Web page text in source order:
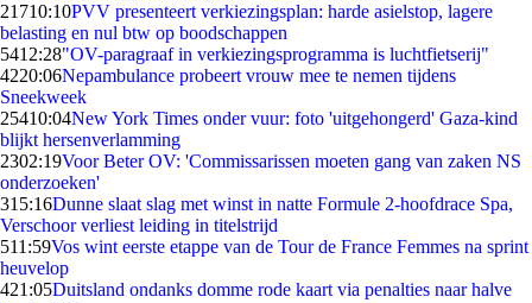
21710:10PVV presenteert verkiezingsplan: harde asielstop, lagere
belasting en nul btw op boodschappen
5412:28"OV-paragraaf in verkiezingsprogramma is luchtfietserij"
4220:06Nepambulance probeert vrouw mee te nemen tijdens
Sneekweek
25410:04New York Times onder vuur: foto 'uitgehongerd' Gaza-kind
blijkt hersenverlamming
2302:19Voor Beter OV: 'Commissarissen moeten gang van zaken NS
onderzoeken'
315:16Dunne slaat slag met winst in natte Formule 2-hoofdrace Spa,
Verschoor verliest leiding in titelstrijd
511:59Vos wint eerste etappe van de Tour de France Femmes na sprint
heuvelop
421:05Duitsland ondanks domme rode kaart via penalties naar halve